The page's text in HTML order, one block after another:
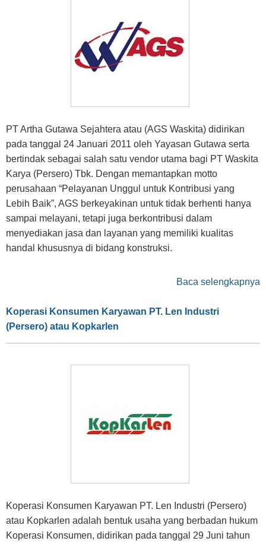
PT Artha Gutawa Sejahtera atau (AGS Waskita) didirikan
pada tanggal 24 Januari 2011 oleh Yayasan Gutawa serta
bertindak sebagai salah satu vendor utama bagi PT Waskita
Karya (Persero) Tbk. Dengan memantapkan motto
perusahaan “Pelayanan Unggul untuk Kontribusi yang
Lebih Baik”, AGS berkeyakinan untuk tidak berhenti hanya
sampai melayani, tetapi juga berkontribusi dalam
menyediakan jasa dan layanan yang memiliki kualitas
handal khususnya di bidang konstruksi.
Baca selengkapnya
Koperasi Konsumen Karyawan PT. Len Industri
(Persero) atau Kopkarlen
Koperasi Konsumen Karyawan PT. Len Industri (Persero)
atau Kopkarlen adalah bentuk usaha yang berbadan hukum
Koperasi Konsumen, didirikan pada tanggal 29 Juni tahun